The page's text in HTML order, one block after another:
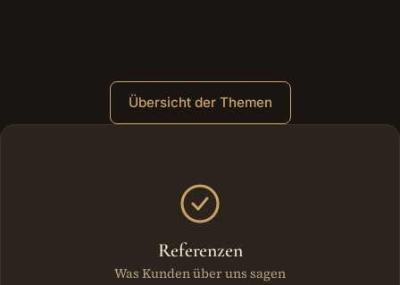
Übersicht der Themen
Weitere Bereiche
Referenzen
Was Kunden über uns sagen